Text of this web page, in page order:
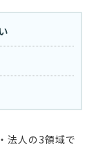
法人の3領域で